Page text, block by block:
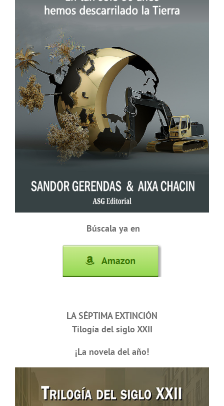
Búscala ya en
LA SÉPTIMA EXTINCIÓN
Tilogía del siglo XXII
¡La novela del año!